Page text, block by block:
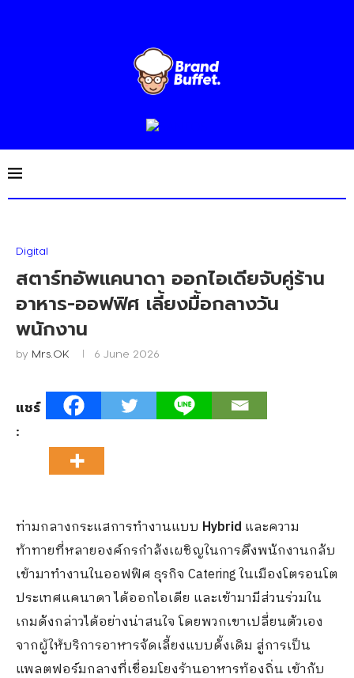
Digital
สตาร์ทอัพแคนาดา ออกไอเดียจับคู่ร้าน
อาหาร-ออฟฟิศ เลี้ยงมื้อกลางวัน
พนักงาน
by Mrs.OK 6 June 2026
แชร์
:
ท่ามกลางกระแสการทำงานแบบ Hybrid และความ
ท้าทายที่หลายองค์กรกำลังเผชิญในการดึงพนักงานกลับ
เข้ามาทำงานในออฟฟิศ ธุรกิจ Catering ในเมืองโตรอนโต
ประเทศแคนาดา ได้ออกไอเดีย และเข้ามามีส่วนร่วมใน
เกมดังกล่าวได้อย่างน่าสนใจ โดยพวกเขาเปลี่ยนตัวเอง
จากผู้ให้บริการอาหารจัดเลี้ยงแบบดั้งเดิม สู่การเป็น
แพลตฟอร์มกลางที่เชื่อมโยงร้านอาหารท้องถิ่น เข้ากับ